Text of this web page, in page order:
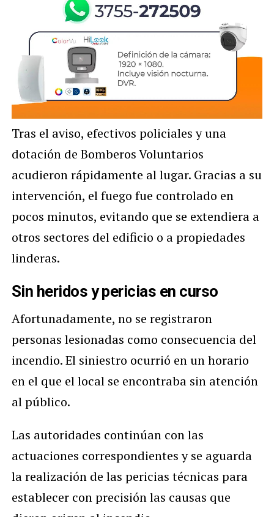
Tras el aviso, efectivos policiales y una
dotación de Bomberos Voluntarios
acudieron rápidamente al lugar. Gracias a su
intervención, el fuego fue controlado en
pocos minutos, evitando que se extendiera a
otros sectores del edificio o a propiedades
linderas.
Sin heridos y pericias en curso
Afortunadamente, no se registraron
personas lesionadas como consecuencia del
incendio. El siniestro ocurrió en un horario
en el que el local se encontraba sin atención
al público.
Las autoridades continúan con las
actuaciones correspondientes y se aguarda
la realización de las pericias técnicas para
establecer con precisión las causas que